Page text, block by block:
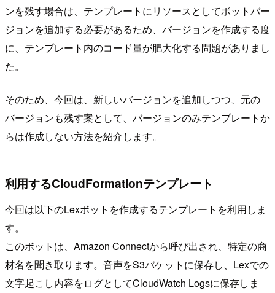
ンを残す場合は、テンプレートにリソースとしてボットバー
ジョンを追加する必要があるため、バージョンを作成する度
に、テンプレート内のコード量が肥大化する問題がありまし
た。
そのため、今回は、新しいバージョンを追加しつつ、元の
バージョンも残す案として、バージョンのみテンプレートか
らは作成しない方法を紹介します。
利用するCloudFormationテンプレート
今回は以下のLexボットを作成するテンプレートを利用しま
す。
このボットは、Amazon Connectから呼び出され、特定の商
材名を聞き取ります。音声をS3バケットに保存し、Lexでの
文字起こし内容をログとしてCloudWatch Logsに保存しま